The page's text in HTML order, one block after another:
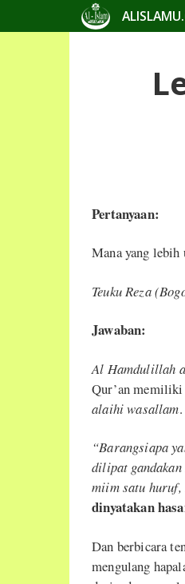
Pertanyaan:
Mana yang lebih
Teuku Reza
Jawaban:
Al Hamdulillah
Qur’an memiliki
alaihi wasallam
“Barangsiapa
dilipat
miim satu
dinyatakan
Dan berbicara
mengulang